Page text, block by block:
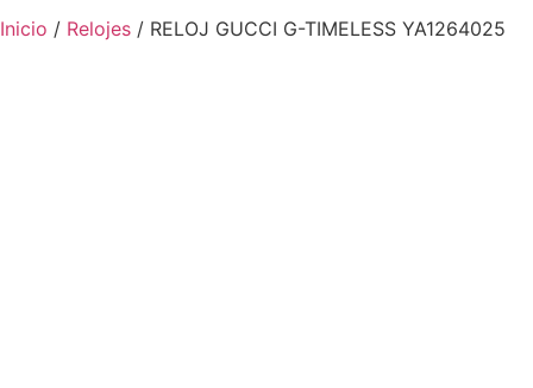
Inicio / Relojes / RELOJ GUCCI G-TIMELESS YA1264025